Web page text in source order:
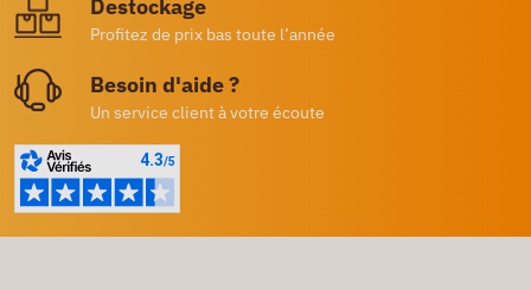
Destockage
Profitez de prix bas toute l’année
Besoin d'aide ?
Un service client à votre écoute